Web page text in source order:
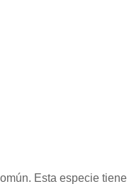
Esta especie tiene